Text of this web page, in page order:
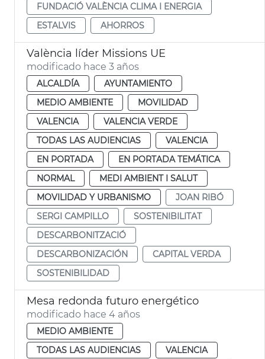
FUNDACIÓ VALÈNCIA CLIMA I ENERGIA
ESTALVIS
AHORROS
València líder Missions UE
modificado hace 3 años
ALCALDÍA
AYUNTAMIENTO
MEDIO AMBIENTE
MOVILIDAD
VALENCIA
VALENCIA VERDE
TODAS LAS AUDIENCIAS
VALENCIA
EN PORTADA
EN PORTADA TEMÁTICA
NORMAL
MEDI AMBIENT I SALUT
MOVILIDAD Y URBANISMO
JOAN RIBÓ
SERGI CAMPILLO
SOSTENIBILITAT
DESCARBONITZACIÓ
DESCARBONIZACIÓN
CAPITAL VERDA
SOSTENIBILIDAD
Mesa redonda futuro energético
modificado hace 4 años
MEDIO AMBIENTE
TODAS LAS AUDIENCIAS
VALENCIA